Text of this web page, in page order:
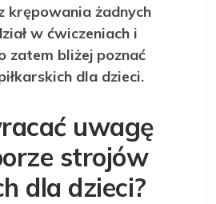
krępowania żadnych
w ćwiczeniach i
zatem bliżej poznać
dla dzieci.
uwagę
strojów
dla dzieci?